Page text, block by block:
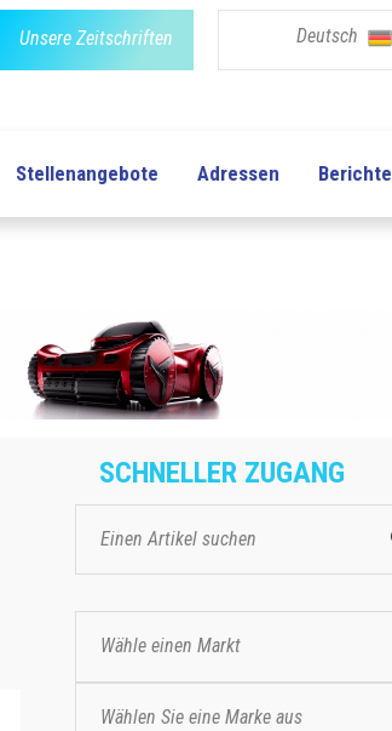
Unsere Zeitschriften Deutsch
Stellenangebote Adressen Berichte
SCHNELLER ZUGANG
Wähle einen Markt
Wählen Sie eine Marke aus